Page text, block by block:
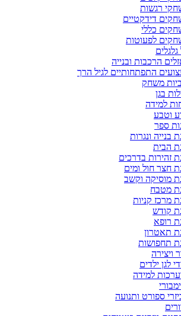
רגשות
דידקטיים
כללי
לפעוטות
הרכבות ובנייה
התפתחותיים לגיל הרך
משחק
בגן
למידה
וטבע
ספר
בנייה ונגרות
הבית
זהירות בדרכים
חצר חול ומים
מוסיקה וקשב
מטבח
מרכז קניות
קודש
רופא
תאטרון
תחפושות
ויצירה
לגן ילדים
למידה
ספורט ותנועה